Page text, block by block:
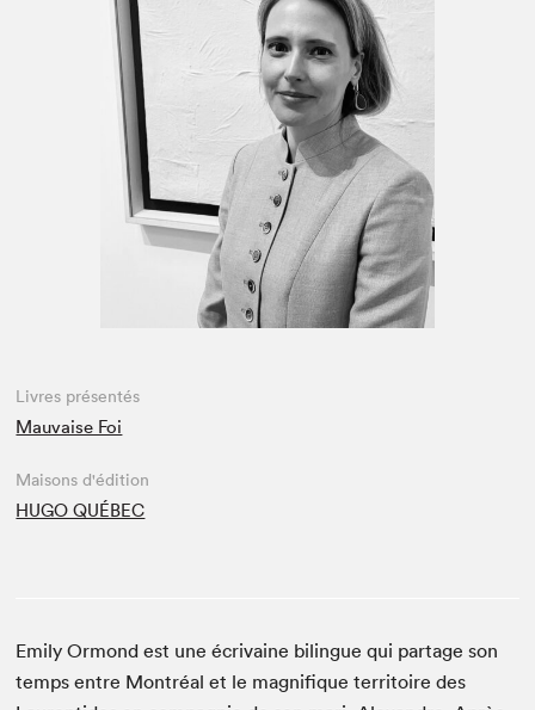
Espace médias
Livres présentés
Mauvaise Foi
Maisons d'édition
HUGO QUÉBEC
Emily Ormond est une écrivaine bilingue qui partage son
temps entre Montréal et le magnifique territoire des